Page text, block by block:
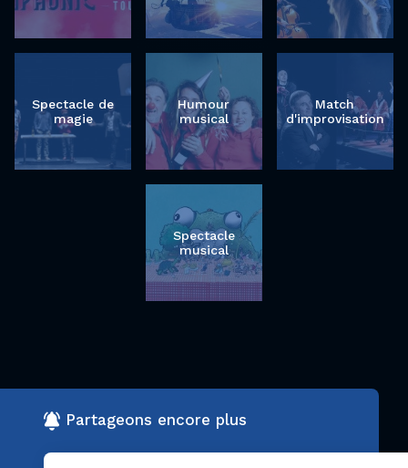
Spectacle de
magie
Humour
musical
Match
d'improvisation
Spectacle
musical
Partageons encore plus